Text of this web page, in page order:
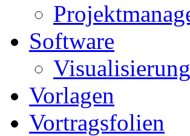
Software
Visualisierung
Vorlagen
Vortragsfolien